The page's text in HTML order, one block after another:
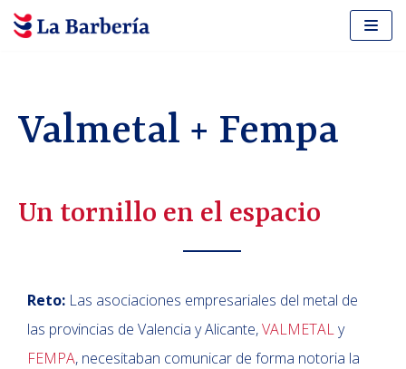
Saltar
al
Valmetal + Fempa
Un tornillo en el espacio
Reto: Las asociaciones empresariales del metal de
las provincias de Valencia y Alicante,VALMETALy
FEMPA, necesitaban comunicar de forma notoria la